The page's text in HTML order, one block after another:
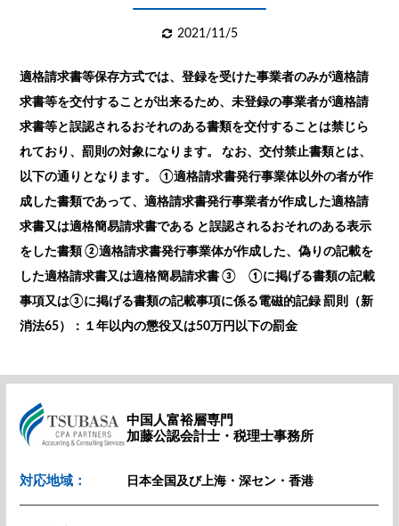
2021/11/5
適格請求書等保存方式では、登録を受けた事業者のみが適格請
求書等を交付することが出来るため、未登録の事業者が適格請
求書等と誤認されるおそれのある書類を交付することは禁じら
れており、罰則の対象になります。 なお、交付禁止書類とは、
以下の通りとなります。 ①適格請求書発行事業体以外の者が作
成した書類であって、適格請求書発行事業者が作成した適格請
求書又は適格簡易請求書である と誤認されるおそれのある表示
をした書類 ②適格請求書発行事業体が作成した、偽りの記載を
した適格請求書又は適格簡易請求書 ③ ①に掲げる書類の記載
事項又は③に掲げる書類の記載事項に係る電磁的記録 罰則（新
消法65）：１年以内の懲役又は50万円以下の罰金
中国人富裕層専門
加藤公認会計士・税理士事務所
対応地域： 日本全国及び上海・深セン・香港